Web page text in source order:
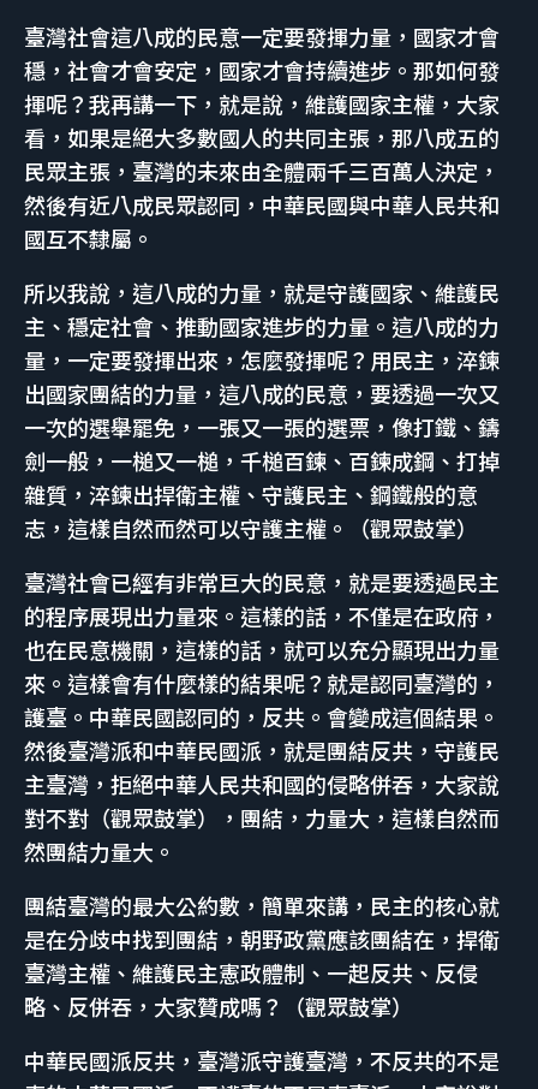
臺灣社會這八成的民意一定要發揮力量，國家才會
穩，社會才會安定，國家才會持續進步。那如何發
揮呢？我再講一下，就是說，維護國家主權，大家
看，如果是絕大多數國人的共同主張，那八成五的
民眾主張，臺灣的未來由全體兩千三百萬人決定，
然後有近八成民眾認同，中華民國與中華人民共和
國互不隸屬。
所以我說，這八成的力量，就是守護國家、維護民
主、穩定社會、推動國家進步的力量。這八成的力
量，一定要發揮出來，怎麼發揮呢？用民主，淬鍊
出國家團結的力量，這八成的民意，要透過一次又
一次的選舉罷免，一張又一張的選票，像打鐵、鑄
劍一般，一槌又一槌，千槌百鍊、百鍊成鋼、打掉
雜質，淬鍊出捍衛主權、守護民主、鋼鐵般的意
志，這樣自然而然可以守護主權。（觀眾鼓掌）
臺灣社會已經有非常巨大的民意，就是要透過民主
的程序展現出力量來。這樣的話，不僅是在政府，
也在民意機關，這樣的話，就可以充分顯現出力量
來。這樣會有什麼樣的結果呢？就是認同臺灣的，
護臺。中華民國認同的，反共。會變成這個結果。
然後臺灣派和中華民國派，就是團結反共，守護民
主臺灣，拒絕中華人民共和國的侵略併吞，大家說
對不對（觀眾鼓掌），團結，力量大，這樣自然而
然團結力量大。
團結臺灣的最大公約數，簡單來講，民主的核心就
是在分歧中找到團結，朝野政黨應該團結在，捍衛
臺灣主權、維護民主憲政體制、一起反共、反侵
略、反併吞，大家贊成嗎？（觀眾鼓掌）
中華民國派反共，臺灣派守護臺灣，不反共的不是